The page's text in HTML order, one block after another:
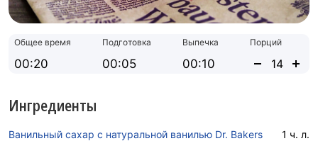
Общее время
00:20
Подготовка
00:05
Выпечка
00:10
Порций
Ингредиенты
Ванильный сахар с натуральной ванилью Dr. Bakers 1 ч. л.